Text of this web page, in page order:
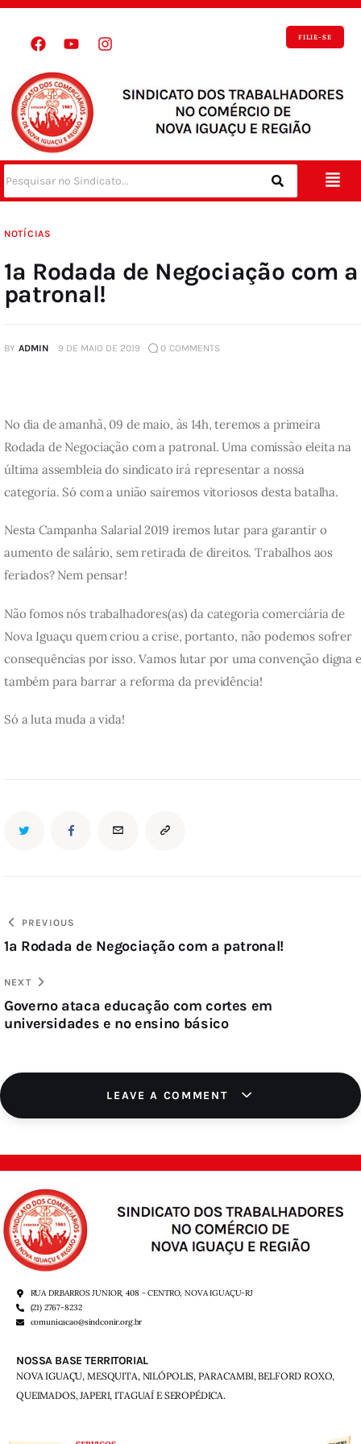
FILIE-SE
NOTÍCIAS
1ª Rodada de Negociação com a
patronal!
BY ADMIN 9 DE MAIO DE 2019 0 COMMENTS
No dia de amanhã, 09 de maio, às 14h, teremos a primeira
Rodada de Negociação com a patronal. Uma comissão eleita na
última assembleia do sindicato irá representar a nossa
categoria. Só com a união sairemos vitoriosos desta batalha.
Nesta Campanha Salarial 2019 iremos lutar para garantir o
aumento de salário, sem retirada de direitos. Trabalhos aos
feriados? Nem pensar!
Não fomos nós trabalhadores(as) da categoria comerciária de
Nova Iguaçu quem criou a crise, portanto, não podemos sofrer
consequências por isso. Vamos lutar por uma convenção digna e
também para barrar a reforma da previdência!
Só a luta muda a vida!
PREVIOUS
1ª Rodada de Negociação com a patronal!
NEXT
Governo ataca educação com cortes em
universidades e no ensino básico
LEAVE A COMMENT
RUA DR.BARROS JUNIOR, 408 - CENTRO, NOVA IGUAÇU-RJ
(21) 2767-8232
comunicacao@sindconir.org.br
NOSSA BASE TERRITORIAL
NOVA IGUAÇU, MESQUITA, NILÓPOLIS, PARACAMBI, BELFORD ROXO,
QUEIMADOS,JAPERI, ITAGUAÍ E SEROPÉDICA.